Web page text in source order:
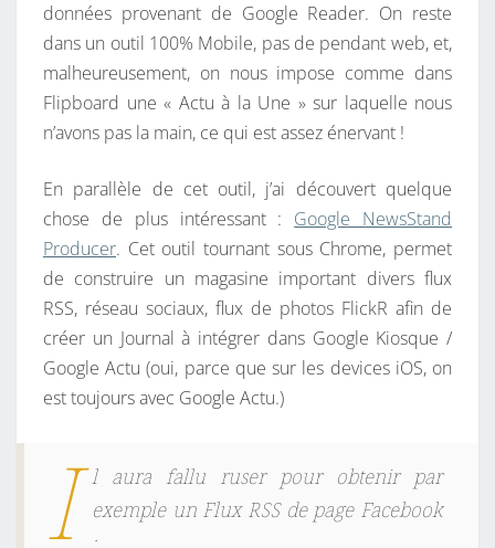
données provenant de Google Reader. On reste
dans un outil 100% Mobile, pas de pendant web, et,
malheureusement, on nous impose comme dans
Flipboard une « Actu à la Une » sur laquelle nous
n’avons pas la main, ce qui est assez énervant !
En parallèle de cet outil, j’ai découvert quelque
chose de plus intéressant : Google NewsStand
Producer. Cet outil tournant sous Chrome, permet
de construire un magasine important divers flux
RSS, réseau sociaux, flux de photos FlickR afin de
créer un Journal à intégrer dans Google Kiosque /
Google Actu (oui, parce que sur les devices iOS, on
est toujours avec Google Actu.)
I l aura fallu ruser pour obtenir par
exemple un Flux RSS de page Facebook